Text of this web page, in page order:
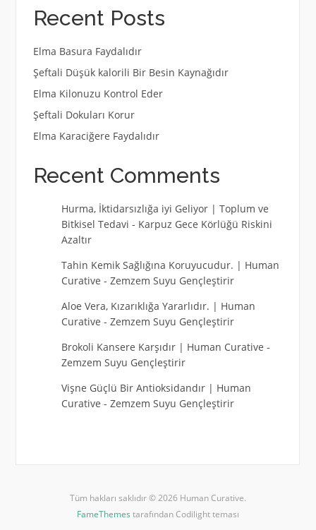
Recent Posts
Elma Basura Faydalıdır
Şeftali Düşük kalorili Bir Besin Kaynağıdır
Elma Kilonuzu Kontrol Eder
Şeftali Dokuları Korur
Elma Karaciğere Faydalıdır
Recent Comments
Hurma, İktidarsızlığa iyi Geliyor | Toplum ve
Bitkisel Tedavi - Karpuz Gece Körlüğü Riskini
Azaltır
Tahin Kemik Sağlığına Koruyucudur. | Human
Curative - Zemzem Suyu Gençleştirir
Aloe Vera, Kızarıklığa Yararlıdır. | Human
Curative - Zemzem Suyu Gençleştirir
Brokoli Kansere Karşıdır | Human Curative -
Zemzem Suyu Gençleştirir
Vişne Güçlü Bir Antioksidandır | Human
Curative - Zemzem Suyu Gençleştirir
Tüm hakları saklıdır © 2026 Human Curative.
FameThemes tarafından Codilight teması